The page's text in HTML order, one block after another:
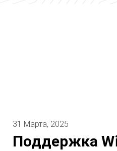
31 Марта, 2025
Поддержка